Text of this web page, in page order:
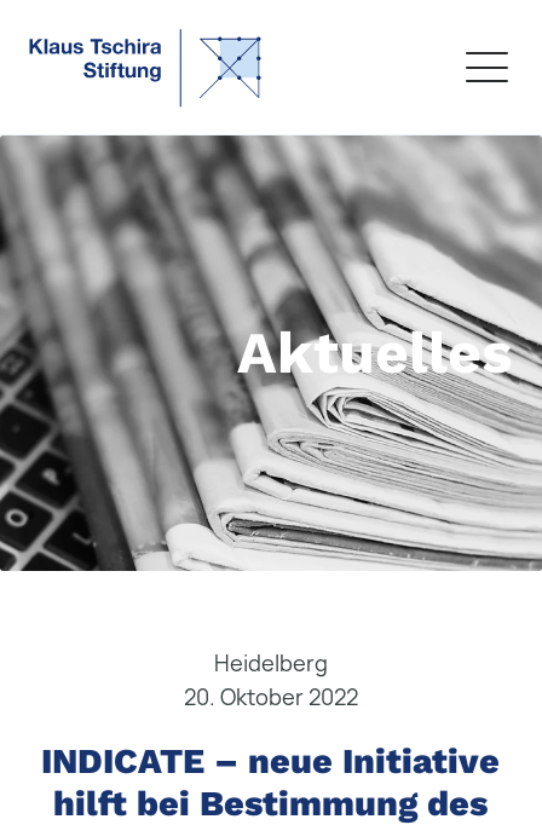
Aktuelles
Heidelberg
20. Oktober 2022
INDICATE – neue Initiative
hilft bei Bestimmung des